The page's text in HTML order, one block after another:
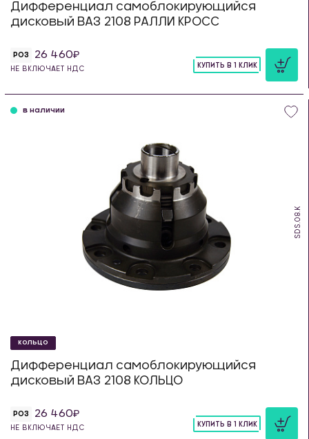
Дифференциал самоблокирующийся
дисковый ВАЗ 2108 РАЛЛИ КРОСС
РОЗ 26 460
НЕ ВКЛЮЧАЕТ НДС
КУПИТЬ В 1 КЛИК
SDS.08.K
в наличии
КОЛЬЦО
Дифференциал самоблокирующийся
дисковый ВАЗ 2108 КОЛЬЦО
РОЗ 26 460
НЕ ВКЛЮЧАЕТ НДС
КУПИТЬ В 1 КЛИК